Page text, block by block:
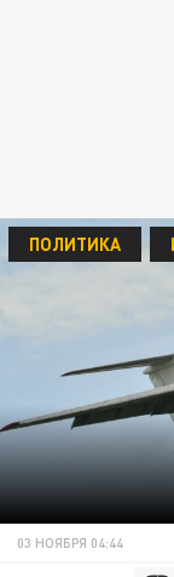
ПОЛИТИКА
03 НОЯБРЯ 04:44